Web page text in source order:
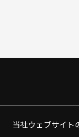
当社ウェブサイト